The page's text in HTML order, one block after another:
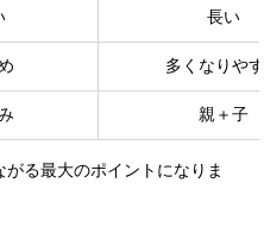
長い
多くなりや
親＋子
る最大のポイントになりま